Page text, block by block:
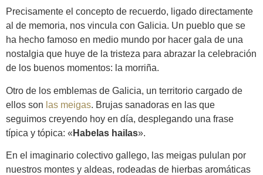
Precisamente el concepto de recuerdo, ligado directamente
al de memoria, nos vincula con Galicia. Un pueblo que se
ha hecho famoso en medio mundo por hacer gala de una
nostalgia que huye de la tristeza para abrazar la celebración
de los buenos momentos: la morriña.
Otro de los emblemas de Galicia, un territorio cargado de
ellos son las meigas. Brujas sanadoras en las que
seguimos creyendo hoy en día, desplegando una frase
típica y tópica: « Habelas hailas».
En el imaginario colectivo gallego, las meigas pululan por
nuestros montes y aldeas, rodeadas de hierbas aromáticas